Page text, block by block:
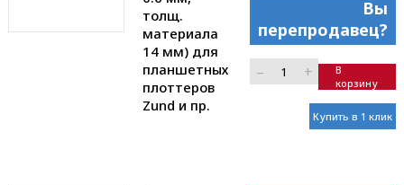
толщ.
материала
14 мм) для
планшетных
плоттеров
Zund и пр.
Вы
перепродавец?
– +
В
корзину
Купить в 1 клик